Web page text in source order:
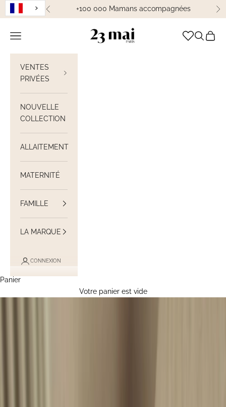
Passer au contenu
Précédent+100 000 Mamans accompagnées
23 Mai Paris
Ouvrir la navigation Ouvrir la
Voir
VENTES
PRIVÉES
NOUVELLE
COLLECTION
ALLAITEMENT
MATERNITÉ
FAMILLE
LA MARQUE
CONNEXION
Panier
Votre panier est vide